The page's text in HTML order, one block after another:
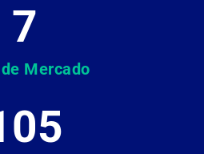
Mercado
7